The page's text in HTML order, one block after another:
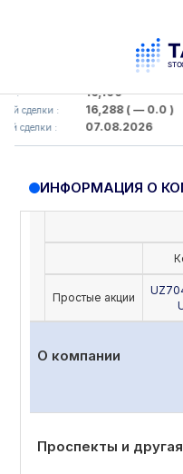
: 16,100
сделки : 16,288( — 0.0 )
сделки : 07.08.2026
ИНФОРМАЦИЯ О
Простые акции
О компании
Проспекты и